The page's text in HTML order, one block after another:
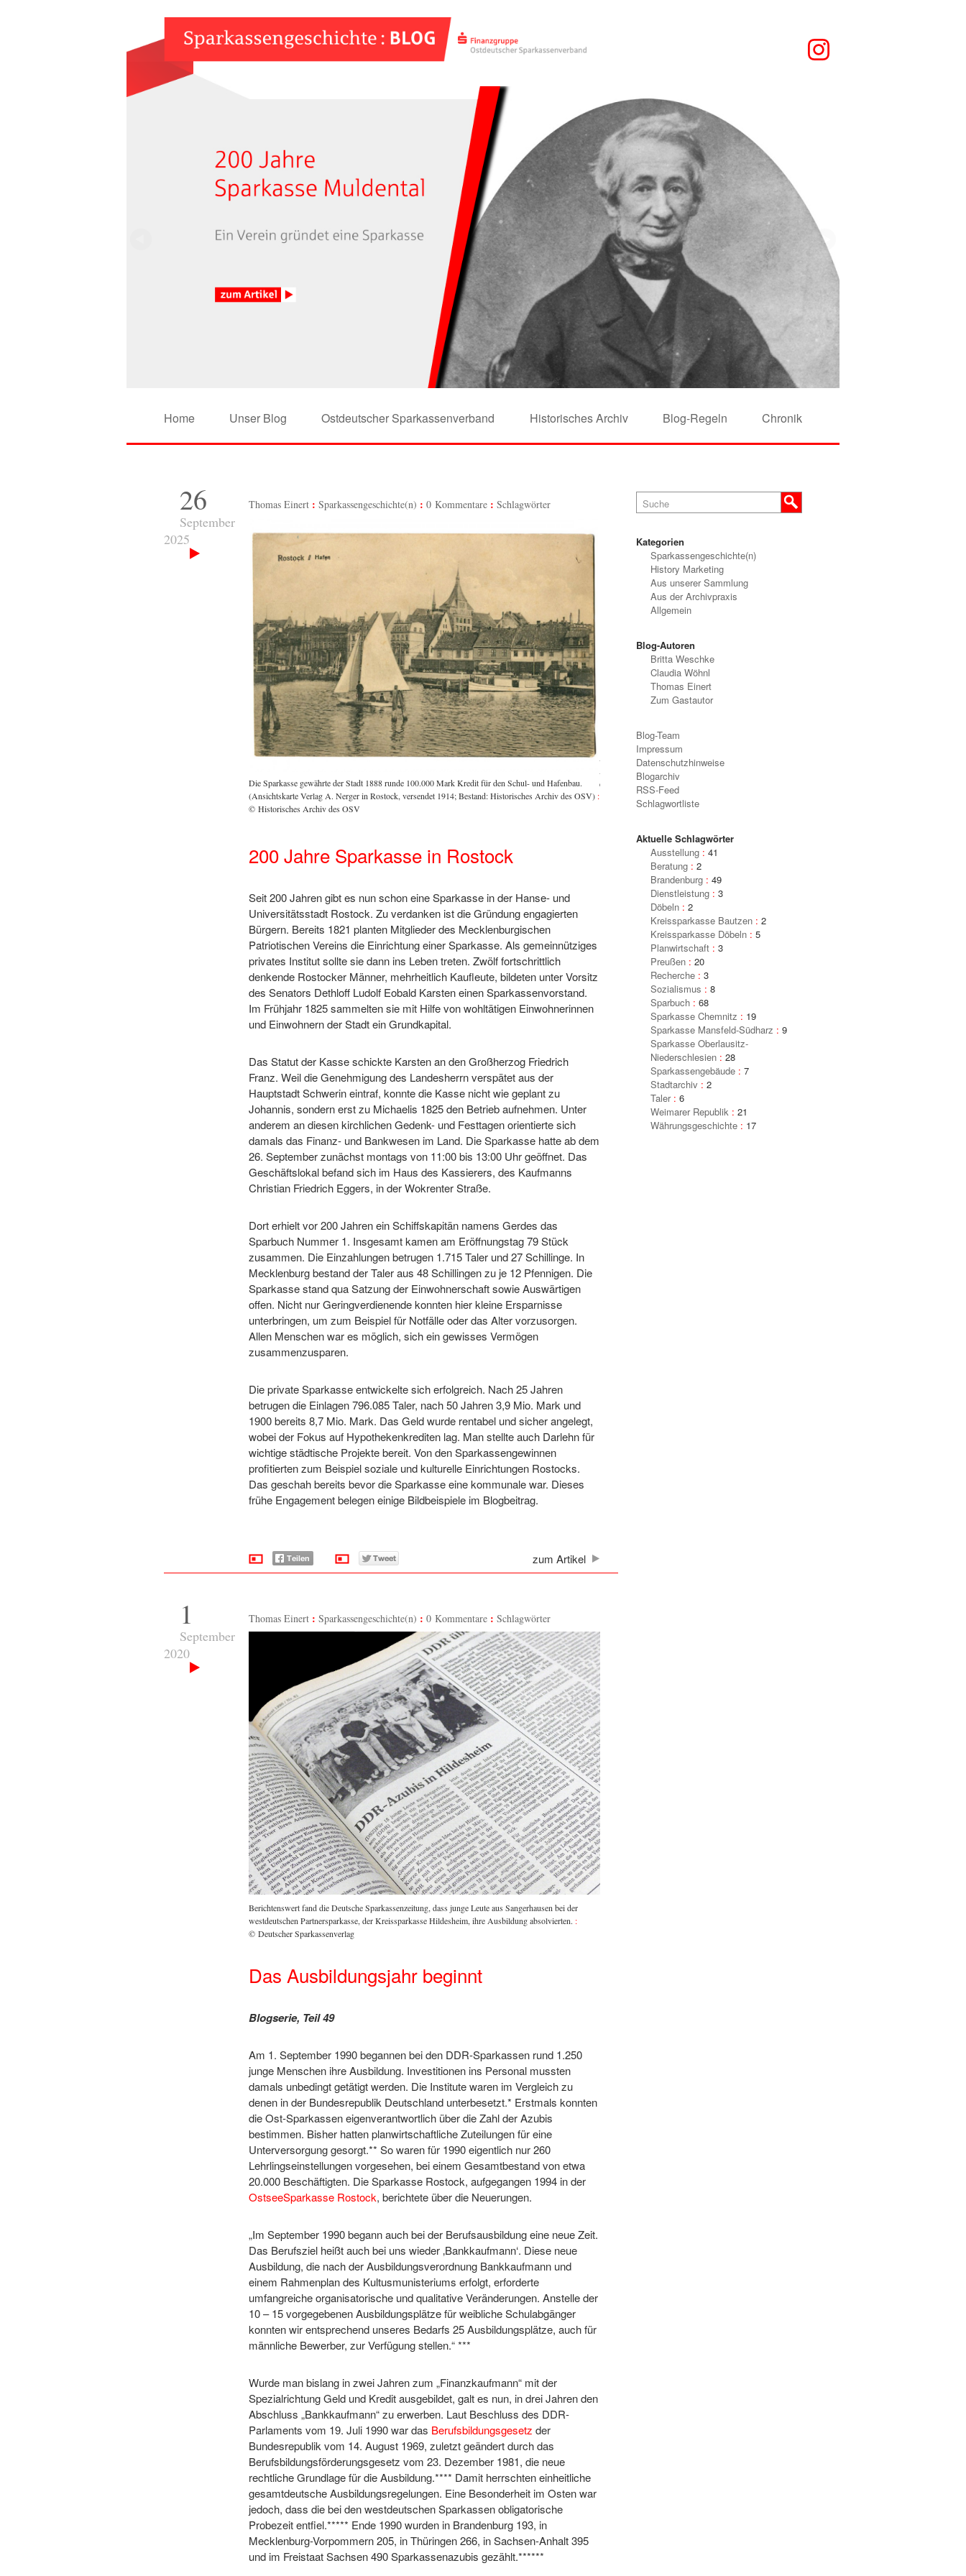
Home Unser Blog Ostdeutscher Sparkassenverband Historisches Archiv Blog-Regeln Chronik
26
September
2025
Thomas Einert Sparkassengeschichte(n) 0 Kommentare Schlagwörter
Die Sparkasse gewährte der Stadt 1888 runde 100.000 Mark Kredit für den Schul- und Hafenbau.
(Ansichtskarte Verlag A. Nerger in Rostock, versendet 1914; Bestand: Historisches Archiv des OSV) :
© Historisches Archiv des OSV
Auch am Bau des Theaters 1895 beteiligte sich die Sparkasse finanziell. Mit 2.500 Mark. (Abb.
Ansichtskarte Verlag Alfred Silbermann & Co. in Berlin, versendet 1901; Bestand Historisches Archiv
des OSV) :© Historisches Archiv des OSV
200 Jahre Sparkasse in Rostock
Seit 200 Jahren gibt es nun schon eine Sparkasse in der Hanse- und
Universitätsstadt Rostock. Zu verdanken ist die Gründung engagierten
Bürgern. Bereits 1821 planten Mitglieder des Mecklenburgischen
Patriotischen Vereins die Einrichtung einer Sparkasse. Als gemeinnütziges
privates Institut sollte sie dann ins Leben treten. Zwölf fortschrittlich
denkende Rostocker Männer, mehrheitlich Kaufleute, bildeten unter Vorsitz
des Senators Dethloff Ludolf Eobald Karsten einen Sparkassenvorstand.
Im Frühjahr 1825 sammelten sie mit Hilfe von wohltätigen Einwohnerinnen
und Einwohnern der Stadt ein Grundkapital.
Das Statut der Kasse schickte Karsten an den Großherzog Friedrich
Franz. Weil die Genehmigung des Landesherrn verspätet aus der
Hauptstadt Schwerin eintraf, konnte die Kasse nicht wie geplant zu
Johannis, sondern erst zu Michaelis 1825 den Betrieb aufnehmen. Unter
anderem an diesen kirchlichen Gedenk- und Festtagen orientierte sich
damals das Finanz- und Bankwesen im Land. Die Sparkasse hatte ab dem
26. September zunächst montags von 11:00 bis 13:00 Uhr geöffnet. Das
Geschäftslokal befand sich im Haus des Kassierers, des Kaufmanns
Christian Friedrich Eggers, in der Wokrenter Straße.
Dort erhielt vor 200 Jahren ein Schiffskapitän namens Gerdes das
Sparbuch Nummer 1. Insgesamt kamen am Eröffnungstag 79 Stück
zusammen. Die Einzahlungen betrugen 1.715 Taler und 27 Schillinge. In
Mecklenburg bestand der Taler aus 48 Schillingen zu je 12 Pfennigen. Die
Sparkasse stand qua Satzung der Einwohnerschaft sowie Auswärtigen
offen. Nicht nur Geringverdienende konnten hier kleine Ersparnisse
unterbringen, um zum Beispiel für Notfälle oder das Alter vorzusorgen.
Allen Menschen war es möglich, sich ein gewisses Vermögen
zusammenzusparen.
Die private Sparkasse entwickelte sich erfolgreich. Nach 25 Jahren
betrugen die Einlagen 796.085 Taler, nach 50 Jahren 3,9 Mio. Mark und
1900 bereits 8,7 Mio. Mark. Das Geld wurde rentabel und sicher angelegt,
wobei der Fokus auf Hypothekenkrediten lag. Man stellte auch Darlehn für
wichtige städtische Projekte bereit. Von den Sparkassengewinnen
profitierten zum Beispiel soziale und kulturelle Einrichtungen Rostocks.
Das geschah bereits bevor die Sparkasse eine kommunale war. Dieses
frühe Engagement belegen einige Bildbeispiele im Blogbeitrag.
zum Artikel
1
September
2020
Thomas Einert Sparkassengeschichte(n) 0 Kommentare Schlagwörter
Berichtenswert fand die Deutsche Sparkassenzeitung, dass junge Leute aus Sangerhausen bei der
westdeutschen Partnersparkasse, der Kreissparkasse Hildesheim, ihre Ausbildung absolvierten. :
© Deutscher Sparkassenverlag
Das Ausbildungsjahr beginnt
Blogserie, Teil 49
Am 1. September 1990 begannen bei den DDR-Sparkassen rund 1.250
junge Menschen ihre Ausbildung. Investitionen ins Personal mussten
damals unbedingt getätigt werden. Die Institute waren im Vergleich zu
denen in der Bundesrepublik Deutschland unterbesetzt.* Erstmals konnten
die Ost-Sparkassen eigenverantwortlich über die Zahl der Azubis
bestimmen. Bisher hatten planwirtschaftliche Zuteilungen für eine
Unterversorgung gesorgt.** So waren für 1990 eigentlich nur 260
Lehrlingseinstellungen vorgesehen, bei einem Gesamtbestand von etwa
20.000 Beschäftigten. Die Sparkasse Rostock, aufgegangen 1994 in der
OstseeSparkasse Rostock, berichtete über die Neuerungen.
„Im September 1990 begann auch bei der Berufsausbildung eine neue Zeit.
Das Berufsziel heißt auch bei uns wieder ‚Bankkaufmann‘. Diese neue
Ausbildung, die nach der Ausbildungsverordnung Bankkaufmann und
einem Rahmenplan des Kultusmunisteriums erfolgt, erforderte
umfangreiche organisatorische und qualitative Veränderungen. Anstelle der
10 – 15 vorgegebenen Ausbildungsplätze für weibliche Schulabgänger
konnten wir entsprechend unseres Bedarfs 25 Ausbildungsplätze, auch für
männliche Bewerber, zur Verfügung stellen.“ ***
Wurde man bislang in zwei Jahren zum „Finanzkaufmann“ mit der
Spezialrichtung Geld und Kredit ausgebildet, galt es nun, in drei Jahren den
Abschluss „Bankkaufmann“ zu erwerben. Laut Beschluss des DDR-
Parlaments vom 19. Juli 1990 war das Berufsbildungsgesetz der
Bundesrepublik vom 14. August 1969, zuletzt geändert durch das
Berufsbildungsförderungsgesetz vom 23. Dezember 1981, die neue
rechtliche Grundlage für die Ausbildung.**** Damit herrschten einheitliche
gesamtdeutsche Ausbildungsregelungen. Eine Besonderheit im Osten war
jedoch, dass die bei den westdeutschen Sparkassen obligatorische
Probezeit entfiel.***** Ende 1990 wurden in Brandenburg 193, in
Mecklenburg-Vorpommern 205, in Thüringen 266, in Sachsen-Anhalt 395
und im Freistaat Sachsen 490 Sparkassenazubis gezählt.******
Kategorien
Sparkassengeschichte(n)
History Marketing
Aus unserer Sammlung
Aus der Archivpraxis
Allgemein
Blog-Autoren
Britta Weschke
Claudia Wöhnl
Thomas Einert
Zum Gastautor
Blog-Team
Impressum
Datenschutzhinweise
Blogarchiv
RSS-Feed
Schlagwortliste
Aktuelle Schlagwörter
Ausstellung: 41
Beratung: 2
Brandenburg: 49
Dienstleistung: 3
Döbeln: 2
Kreissparkasse Bautzen: 2
Kreissparkasse Döbeln: 5
Planwirtschaft: 3
Preußen: 20
Recherche: 3
Sozialismus : 8
Sparbuch: 68
Sparkasse Chemnitz : 19
Sparkasse Mansfeld-Südharz : 9
Sparkasse Oberlausitz-
Niederschlesien: 28
Sparkassengebäude: 7
Stadtarchiv : 2
Taler: 6
Weimarer Republik: 21
Währungsgeschichte: 17